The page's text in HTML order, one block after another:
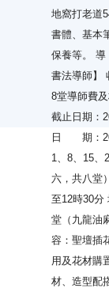
地窩打老
書體、基本
保養等。
書法導師
8堂導師費
截止日期：
日 期：
1、8、15、
六，共八
至12時30
堂（九龍
容：聖壇插
用及花材購
材、造型配